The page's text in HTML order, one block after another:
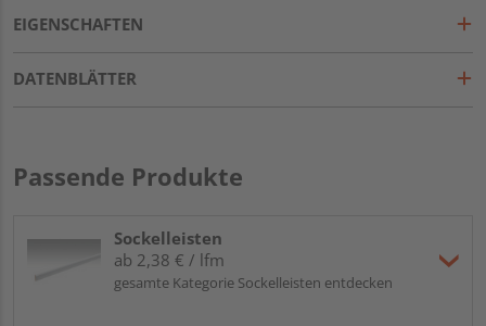
EIGENSCHAFTEN
DATENBLÄTTER
Passende Produkte
Sockelleisten
ab 2,38 € / lfm
gesamte Kategorie Sockelleisten entdecken